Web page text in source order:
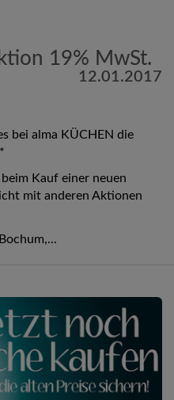
19% MwSt.
12.01.2017
bei alma KÜCHEN die
Kauf einer neuen
mit anderen Aktionen